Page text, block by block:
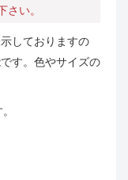
さい。
しておりますの
す。色やサイズの